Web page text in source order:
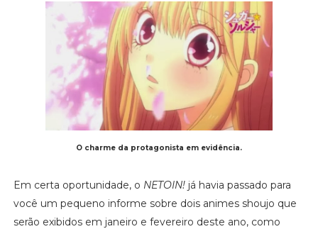
O charme da protagonista em evidência.
Em certa oportunidade, o NETOIN!já havia passado para
você um pequeno informe sobre dois animes shoujo que
serão exibidos em janeiro e fevereiro deste ano, como